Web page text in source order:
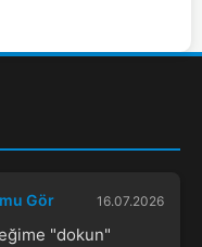
Gör 16.07.2026
"dokun"